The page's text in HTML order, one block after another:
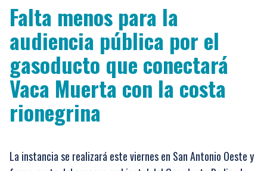
Falta menos para la
audiencia pública por el
gasoducto que conectará
Vaca Muerta con la costa
rionegrina
La instancia se realizará este viernes en San Antonio Oeste y